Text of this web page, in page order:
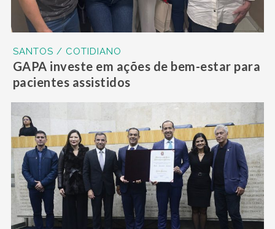
SANTOS / COTIDIANO
GAPA investe em ações de bem-estar para
pacientes assistidos